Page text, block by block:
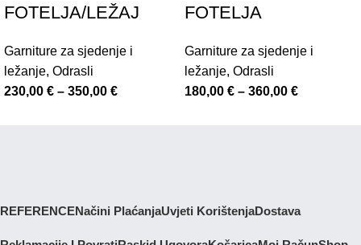
FOTELJA/LEŽAJ
Garniture za sjedenje i
ležanje, Odrasli
230,00 € – 350,00 €
FOTELJA
Garniture za sjedenje i
ležanje, Odrasli
180,00 € – 360,00 €
REFERENCENačini PlaćanjaUvjeti KorištenjaDostava